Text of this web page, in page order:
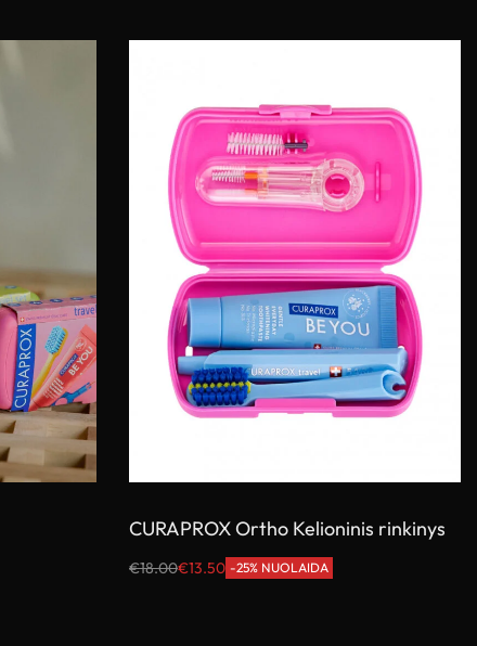
CURAPROX Ortho Kelioninis rinkinys
€18.00€13.50 -25% NUOLAIDA